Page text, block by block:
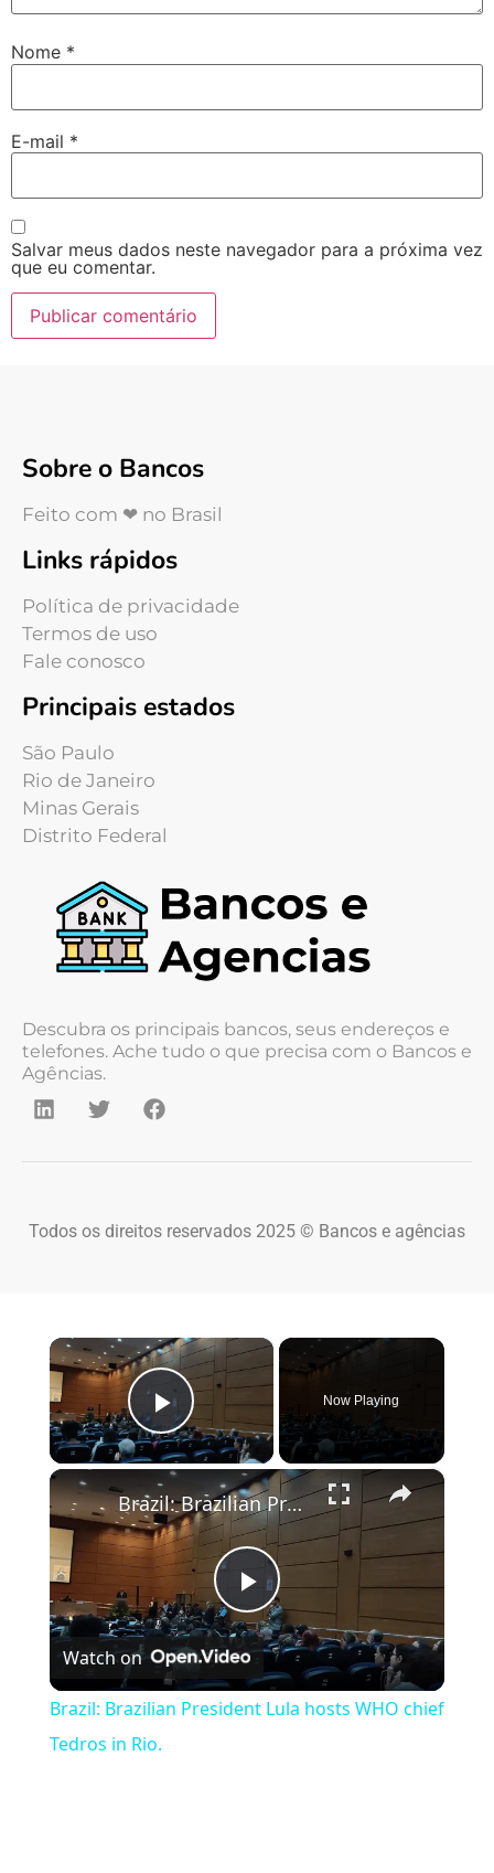
Nome *
E-mail *
Salvar meus dados neste navegador para a próxima vez
que eu comentar.
Sobre o Bancos
Feito com ❤ no Brasil
Links rápidos
Política de privacidade
Termos de uso
Fale conosco
Principais estados
São Paulo
Rio de Janeiro
Minas Gerais
Distrito Federal
Descubra os principais bancos, seus endereços e
telefones. Ache tudo o que precisa com o Bancos e
Agências.
Todos os direitos reservados 2025 © Bancos e agências
×
Play Video
Now Playing
×
Play Video
Brazil: Brazilian President Lula hosts WHO chief Tedros in Rio.
Watch on
Brazil: Brazilian President Lula hosts WHO chief
Tedros in Rio.